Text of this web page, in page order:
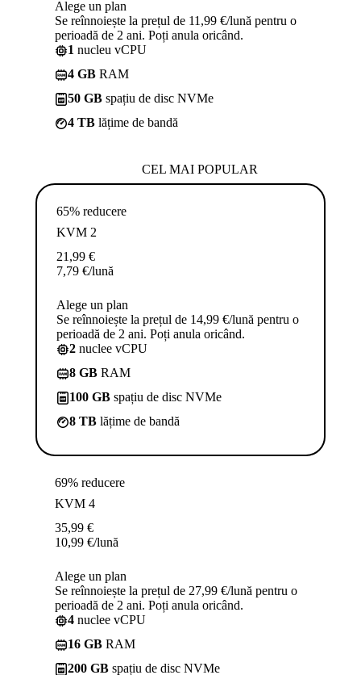
Alege un plan
Se reînnoiește la prețul de 11,99 €/lună pentru o
perioadă de 2 ani. Poți anula oricând.
1 nucleu vCPU
4 GB RAM
50 GB spațiu de disc NVMe
4 TB lățime de bandă
CEL MAI POPULAR
65% reducere
KVM 2
21,99 €
7,79 €/lună
Alege un plan
Se reînnoiește la prețul de 14,99 €/lună pentru o
perioadă de 2 ani. Poți anula oricând.
2 nuclee vCPU
8 GB RAM
100 GB spațiu de disc NVMe
8 TB lățime de bandă
69% reducere
KVM 4
35,99 €
10,99 €/lună
Alege un plan
Se reînnoiește la prețul de 27,99 €/lună pentru o
perioadă de 2 ani. Poți anula oricând.
4 nuclee vCPU
16 GB RAM
200 GB spațiu de disc NVMe